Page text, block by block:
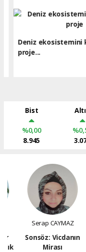
Deniz ekosistemini
proje...
Bist
%0,00
8.945
Serap CAYMAZ
Sonsöz: Vicdanın
Mirası